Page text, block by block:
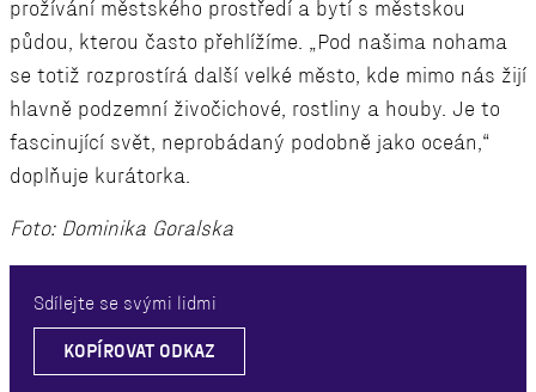
prožívání městského prostředí a bytí s městskou
půdou, kterou často přehlížíme. „Pod našima nohama
se totiž rozprostírá další velké město, kde mimo nás žijí
hlavně podzemní živočichové, rostliny a houby. Je to
fascinující svět, neprobádaný podobně jako oceán,“
doplňuje kurátorka.
Foto: Dominika Goralska
Sdílejte se svými lidmi
KOPÍROVAT ODKAZ